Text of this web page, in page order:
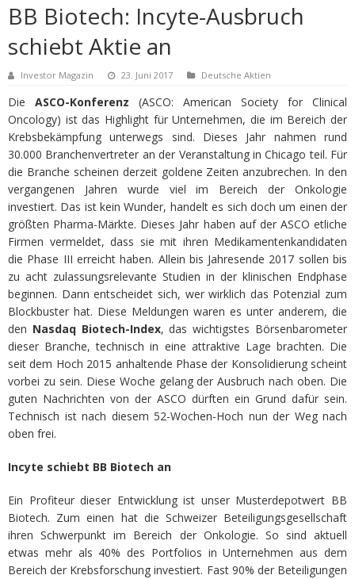
BB Biotech: Incyte-Ausbruch
schiebt Aktie an
Investor Magazin 23. Juni 2017 Deutsche Aktien
Die ASCO-Konferenz (ASCO: American Society for Clinical
Oncology) ist das Highlight für Unternehmen, die im Bereich der
Krebsbekämpfung unterwegs sind. Dieses Jahr nahmen rund
30.000 Branchenvertreter an der Veranstaltung in Chicago teil. Für
die Branche scheinen derzeit goldene Zeiten anzubrechen. In den
vergangenen Jahren wurde viel im Bereich der Onkologie
investiert. Das ist kein Wunder, handelt es sich doch um einen der
größten Pharma-Märkte. Dieses Jahr haben auf der ASCO etliche
Firmen vermeldet, dass sie mit ihren Medikamentenkandidaten
die Phase III erreicht haben. Allein bis Jahresende 2017 sollen bis
zu acht zulassungsrelevante Studien in der klinischen Endphase
beginnen. Dann entscheidet sich, wer wirklich das Potenzial zum
Blockbuster hat. Diese Meldungen waren es unter anderem, die
den Nasdaq Biotech-Index, das wichtigstes Börsenbarometer
dieser Branche, technisch in eine attraktive Lage brachten. Die
seit dem Hoch 2015 anhaltende Phase der Konsolidierung scheint
vorbei zu sein. Diese Woche gelang der Ausbruch nach oben. Die
guten Nachrichten von der ASCO dürften ein Grund dafür sein.
Technisch ist nach diesem 52-Wochen-Hoch nun der Weg nach
oben frei.
Incyte schiebt BB Biotech an
Ein Profiteur dieser Entwicklung ist unser Musterdepotwert BB
Biotech. Zum einen hat die Schweizer Beteiligungsgesellschaft
ihren Schwerpunkt im Bereich der Onkologie. So sind aktuell
etwas mehr als 40% des Portfolios in Unternehmen aus dem
Bereich der Krebsforschung investiert. Fast 90% der Beteiligungen